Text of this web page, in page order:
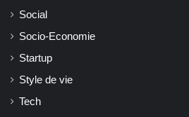
Social
Socio-Economie
Startup
Style de vie
Tech